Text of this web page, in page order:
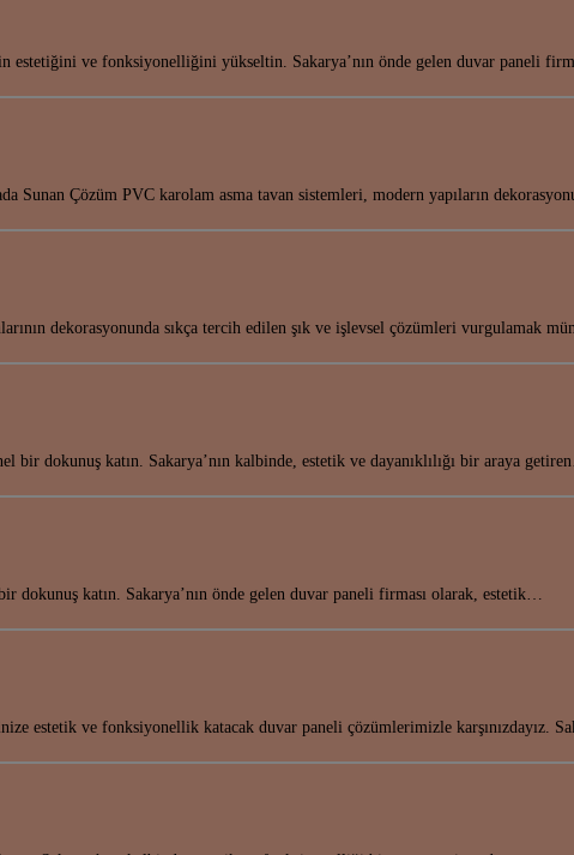
estetiğini ve fonksiyonelliğini yükseltin. Sakarya’nın önde gelen duvar paneli
Sunan Çözüm PVC karolam asma tavan sistemleri, modern yapıların
dekorasyonunda sıkça tercih edilen şık ve işlevsel çözümleri vurgulamak
bir dokunuş katın. Sakarya’nın kalbinde, estetik ve dayanıklılığı bir araya
dokunuş katın. Sakarya’nın önde gelen duvar paneli firması olarak, estetik…
estetik ve fonksiyonellik katacak duvar paneli çözümlerimizle karşınızdayız.